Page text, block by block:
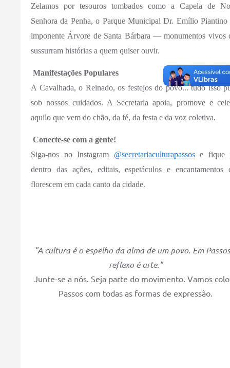
Zelamos por tesouros tombados como a Capela de
Senhora da Penha, o Parque Municipal Dr. Emílio Piantino
imponente Árvore de Santa Bárbara — monumentos vivos
sussurram histórias a quem quiser ouvir.
Manifestações Populares
A Cavalhada, o Reinado, os festejos do povo... tudo isso
sob nossos cuidados. A Secretaria apoia, promove e
aquilo que vem do chão, da fé, da festa e da voz coletiva.
Conecte-se com a gente!
Siga-nos no Instagram @secretariaculturapassose fique
dentro das ações, editais, espetáculos e encantamentos
florescem em cada canto da cidade.
"A cultura é o espelho da alma de um povo. Em
reflexo é arte."
Junte-se a nós. Seja parte do movimento. Vamos
Passos com todas as formas de expressão.